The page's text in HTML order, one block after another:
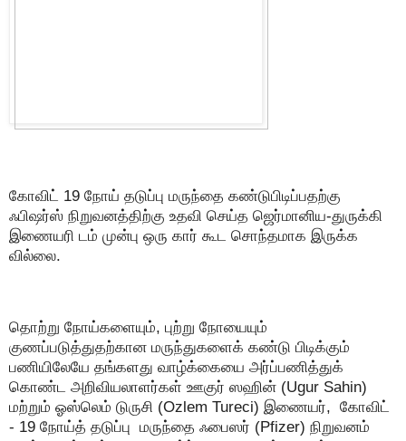
கோவிட் 19 நோய் தடுப்பு மருந்தை கண்டுபிடிப்பதற்கு
ஃபிஷர்ஸ் நிறுவனத்திற்கு உதவி செய்த ஜெர்மானிய-துருக்கி
இணையரி டம் முன்பு ஒரு கார் கூட சொந்தமாக இருக்க
வில்லை.
தொற்று நோய்களையும், புற்று நோயையும்
குணப்படுத்துதற்கான மருந்துகளைக் கண்டு பிடிக்கும்
பணியிலேயே தங்களது வாழ்க்கையை அர்ப்பணித்துக்
கொண்ட அறிவியலாளர்கள் ஊகுர் ஸஹின் (Ugur Sahin)
மற்றும் ஓஸ்லெம் டுருசி (Ozlem Tureci) இணையர், கோவிட்
- 19 நோய்த் தடுப்பு மருந்தை ஃபைஸர் (Pfizer) நிறுவனம்